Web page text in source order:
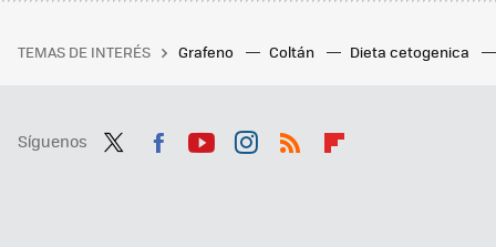
TEMAS DE INTERÉS Grafeno Coltán Dieta cetogenica
Síguenos